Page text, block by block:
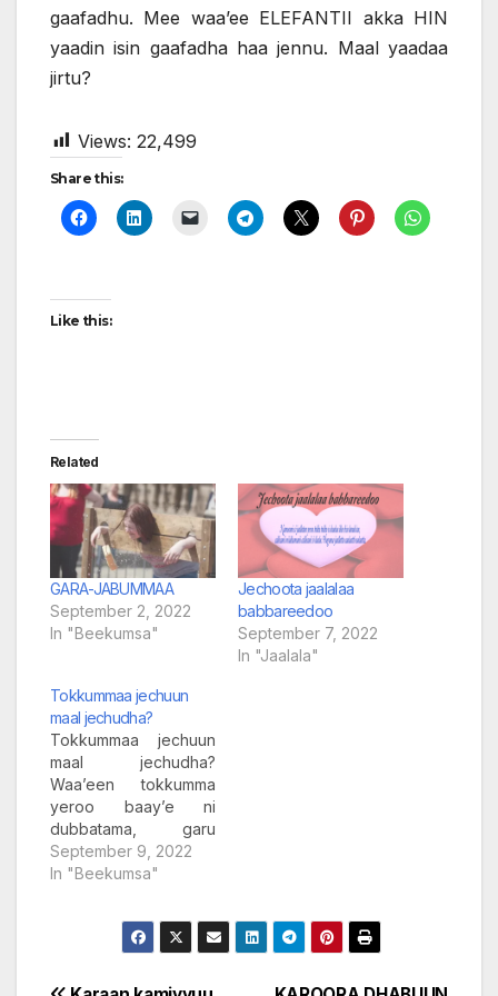
gaafadhu. Mee waa’ee ELEFANTII akka HIN
yaadin isin gaafadha haa jennu. Maal yaadaa
jirtu?
Views: 22,499
Share this:
Like this:
Related
GARA-JABUMMAA
September 2, 2022
In "Beekumsa"
Jechoota jaalalaa
babbareedoo
September 7, 2022
In "Jaalala"
Tokkummaa jechuun
maal jechudha?
Tokkummaa jechuun
maal jechudha?
Waa’een tokkumma
yeroo baay’e ni
dubbatama, garu
hojiitti hin hiikamu
maaliif? Sababiwwan
kanaa gadiitti kaasuuf
ni yaala:- 1. Hiika
beeku dhabuu 2.
September 9, 2022
In "Beekumsa"